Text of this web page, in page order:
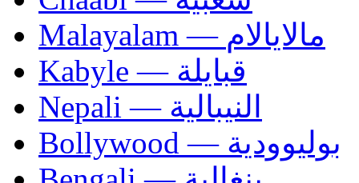
Malayalam — مالايالام
Kabyle — قبايلة
Nepali — النيبالية
Bollywood — بوليوودية